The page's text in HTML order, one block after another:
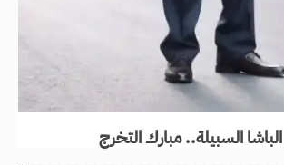
السبيلة.. مبارك التخرج